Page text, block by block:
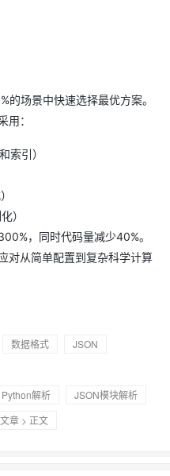
的场景中快速选择最优方案。
用：
索引）
）
，同时代码量减少40%。
对从简单配置到复杂科学计算
数据格式
JSON
解析
JSON模块解析
文章 > 正文